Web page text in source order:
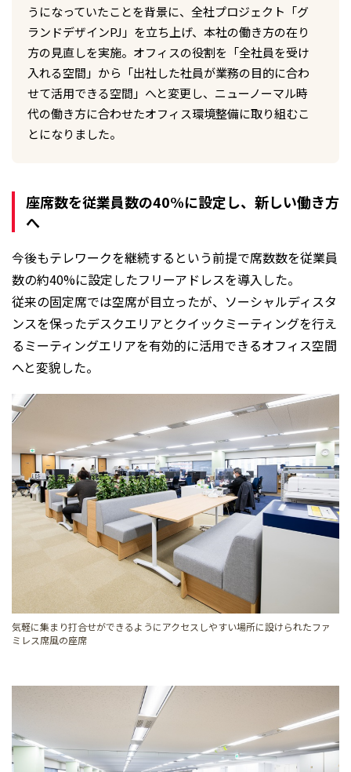
うになっていたことを背景に、全社プロジェクト「グ
ランドデザインPJ」を立ち上げ、本社の働き方の在り
方の見直しを実施。オフィスの役割を「全社員を受け
入れる空間」から「出社した社員が業務の目的に合わ
せて活用できる空間」へと変更し、ニューノーマル時
代の働き方に合わせたオフィス環境整備に取り組むこ
とになりました。
座席数を従業員数の40%に設定し、新しい働き方
へ
今後もテレワークを継続するという前提で席数数を従業員
数の約40%に設定したフリーアドレスを導入した。
従来の固定席では空席が目立ったが、ソーシャルディスタ
ンスを保ったデスクエリアとクイックミーティングを行え
るミーティングエリアを有効的に活用できるオフィス空間
へと変貌した。
気軽に集まり打合せができるようにアクセスしやすい場所に設けられたファ
ミレス席風の座席